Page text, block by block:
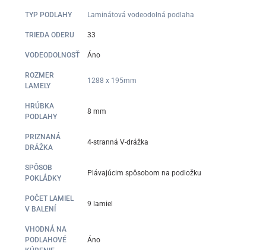
TYP PODLAHY Laminátová vodeodolná podlaha
TRIEDA ODERU 33
VODEODOLNOSŤ Áno
ROZMER
LAMELY
1288 x 195mm
HRÚBKA
PODLAHY
8 mm
PRIZNANÁ
DRÁŽKA
4-stranná V-drážka
SPÔSOB
POKLÁDKY
Plávajúcim spôsobom na podložku
POČET LAMIEL
V BALENÍ
9 lamiel
VHODNÁ NA
PODLAHOVÉ
Áno